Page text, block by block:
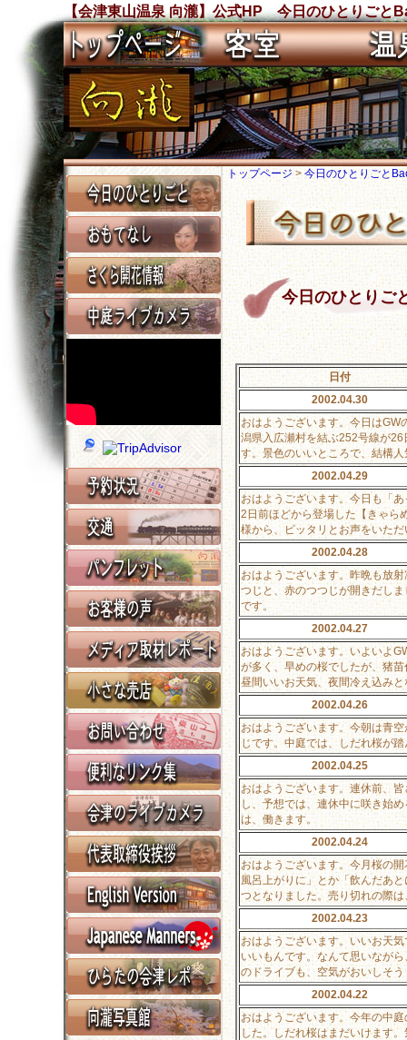
【会津東山温泉 向瀧】公式HP 今日のひとりごと
トップページ> 今日のひとりごと
今日のひとりご
日付
2002.04.30
おはようございます。今日は
潟県入広瀬村を結ぶ252号線が
す。景色のいいところで、結構
2002.04.29
おはようございます。今日も「
2日前ほどから登場した【きゃら
様から、ピッタリとお声をいた
2002.04.28
おはようございます。昨晩も放
つじと、赤のつつじが開きだし
です。
2002.04.27
おはようございます。いよいよ
が多く、早めの桜でしたが、猪
昼間いいお天気、夜間冷え込み
2002.04.26
おはようございます。今朝は青
じです。中庭では、しだれ桜が
2002.04.25
おはようございます。連休前、
し、予想では、連休中に咲き始
は、働きます。
2002.04.24
おはようございます。今月桜の
風呂上がりに」とか「飲んだあ
つとなりました。売り切れの際
2002.04.23
おはようございます。いいお天
いいもんです。なんて思いなが
のドライブも、空気がおいしそう
2002.04.22
おはようございます。今年の中
した。しだれ桜はまだいけます